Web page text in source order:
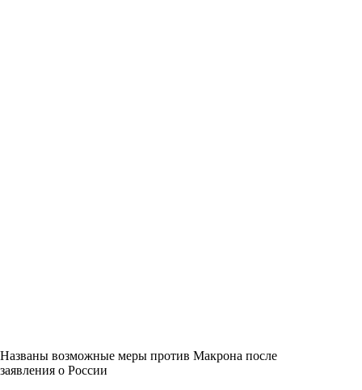
Названы возможные меры против Макрона после
заявления о России